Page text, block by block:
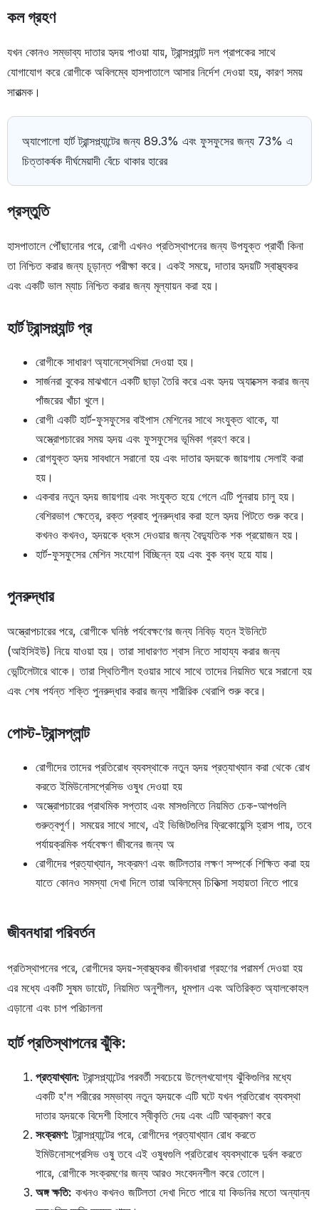
কল গ্রহণ
যখন কোনও সম্ভাব্য দাতার হৃদয় পাওয়া যায়, ট্রান্সপ্ল্যান্ট দল প্রাপকের সাথে
যোগাযোগ করে রোগীকে অবিলম্বে হাসপাতালে আসার নির্দেশ দেওয়া হয়, কারণ সময়
সারাত্মক।
অ্যাপোলো হার্ট ট্রান্সপ্ল্যান্টের জন্য 89.3% এবং ফুসফুসের জন্য 73% এ
চিত্তাকর্ষক দীর্ঘমেয়াদী বেঁচে থাকার হারের
প্রস্তুতি
হাসপাতালে পৌঁছানোর পরে, রোগী এখনও প্রতিস্থাপনের জন্য উপযুক্ত প্রার্থী কিনা
তা নিশ্চিত করার জন্য চূড়ান্ত পরীক্ষা করে। একই সময়ে, দাতার হৃদয়টি স্বাস্থ্যকর
এবং একটি ভাল ম্যাচ নিশ্চিত করার জন্য মূল্যায়ন করা হয়।
হার্ট ট্রান্সপ্ল্যান্ট প্র
রোগীকে সাধারণ অ্যানেস্থেসিয়া দেওয়া হয়।
সার্জনরা বুকের মাঝখানে একটি ছাড়া তৈরি করে এবং হৃদয় অ্যাক্সেস করার জন্য
পাঁজরের খাঁচা খুলে।
রোগী একটি হার্ট-ফুসফুসের বাইপাস মেশিনের সাথে সংযুক্ত থাকে, যা
অস্ত্রোপচারের সময় হৃদয় এবং ফুসফুসের ভূমিকা গ্রহণ করে।
রোগযুক্ত হৃদয় সাবধানে সরানো হয় এবং দাতার হৃদয়কে জায়গায় সেলাই করা
হয়।
একবার নতুন হৃদয় জায়গায় এবং সংযুক্ত হয়ে গেলে এটি পুনরায় চালু হয়।
বেশিরভাগ ক্ষেত্রে, রক্ত প্রবাহ পুনরুদ্ধার করা হলে হৃদয় পিটতে শুরু করে।
কখনও কখনও, হৃদয়কে ধ্বংস দেওয়ার জন্য বৈদ্যুতিক শক প্রয়োজন হয়।
হার্ট-ফুসফুসের মেশিন সংযোগ বিচ্ছিন্ন হয় এবং বুক বন্ধ হয়ে যায়।
পুনরুদ্ধার
অস্ত্রোপচারের পরে, রোগীকে ঘনিষ্ঠ পর্যবেক্ষণের জন্য নিবিড় যত্ন ইউনিটে
(আইসিইউ) নিয়ে যাওয়া হয়। তারা সাধারণত শ্বাস নিতে সাহায্য করার জন্য
ভেন্টিলেটারে থাকে। তারা স্থিতিশীল হওয়ার সাথে সাথে তাদের নিয়মিত ঘরে সরানো হয়
এবং শেষ পর্যন্ত শক্তি পুনরুদ্ধার করার জন্য শারীরিক থেরাপি শুরু করে।
পোস্ট-ট্রান্সপ্লান্ট
রোগীদের তাদের প্রতিরোধ ব্যবস্থাকে নতুন হৃদয় প্রত্যাখ্যান করা থেকে রোধ
করতে ইমিউনোসপ্রেসিভ ওষুধ দেওয়া হয়
অস্ত্রোপচারের প্রাথমিক সপ্তাহ এবং মাসগুলিতে নিয়মিত চেক-আপগুলি
গুরুত্বপূর্ণ। সময়ের সাথে সাথে, এই ভিজিটগুলির ফ্রিকোয়েন্সি হ্রাস পায়, তবে
পর্যায়ক্রমিক পর্যবেক্ষণ জীবনের জন্য অ
রোগীদের প্রত্যাখ্যান, সংক্রমণ এবং জটিলতার লক্ষণ সম্পর্কে শিক্ষিত করা হয়
যাতে কোনও সমস্যা দেখা দিলে তারা অবিলম্বে চিকিত্সা সহায়তা নিতে পারে
জীবনধারা পরিবর্তন
প্রতিস্থাপনের পরে, রোগীদের হৃদয়-স্বাস্থ্যকর জীবনধারা গ্রহণের পরামর্শ দেওয়া হয়
এর মধ্যে একটি সুষম ডায়েট, নিয়মিত অনুশীলন, ধূমপান এবং অতিরিক্ত অ্যালকোহল
এড়ানো এবং চাপ পরিচালনা
হার্ট প্রতিস্থাপনের ঝুঁকি:
প্রত্যাখ্যান: ট্রান্সপ্ল্যান্টের পরবর্তী সবচেয়ে উল্লেখযোগ্য ঝুঁকিগুলির মধ্যে
একটি হ'ল শরীরের সম্ভাব্য নতুন হৃদয়কে এটি ঘটে যখন প্রতিরোধ ব্যবস্থা
দাতার হৃদয়কে বিদেশী হিসাবে স্বীকৃতি দেয় এবং এটি আক্রমণ করে
সংক্রমণ: ট্রান্সপ্ল্যান্টের পরে, রোগীদের প্রত্যাখ্যান রোধ করতে
ইমিউনোসপ্রেসিভ ওষু তবে এই ওষুধগুলি প্রতিরোধ ব্যবস্থাকে দুর্বল করতে
পারে, রোগীকে সংক্রমণের জন্য আরও সংবেদনশীল করে তোলে।
অঙ্গ ক্ষতি: কখনও কখনও জটিলতা দেখা দিতে পারে যা কিডনির মতো অন্যান্য